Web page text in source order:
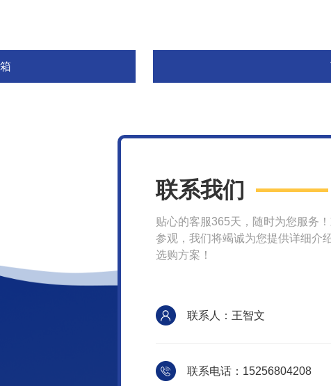
联系我们
贴心的客服365天，随时为您服务
参观，我们将竭诚为您提供详细介
选购方案！
联系人：王智文
联系电话：15256804208